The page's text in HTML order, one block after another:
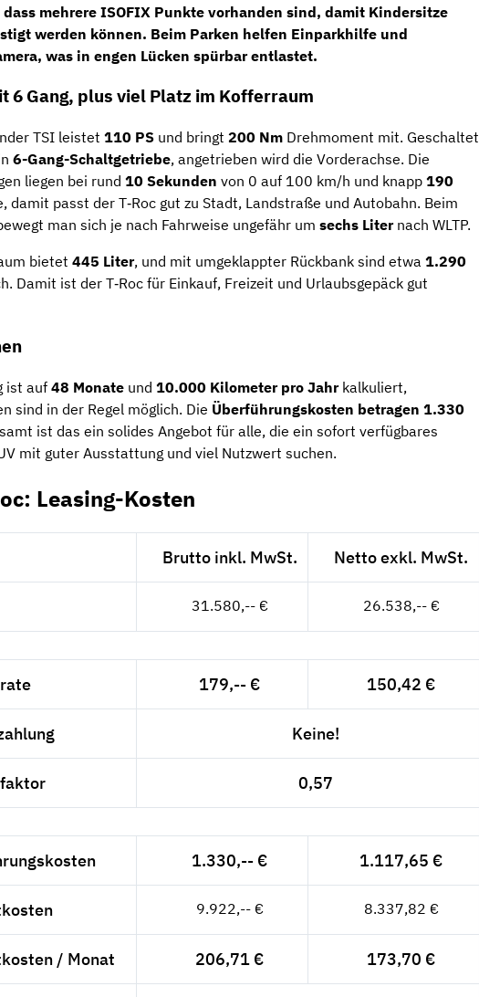
mehrere ISOFIX Punkte vorhanden sind, damit Kindersitze
werden können. Beim Parken helfen Einparkhilfe und
, was in engen Lücken spürbar entlastet.
6 Gang, plus viel Platz im Kofferraum
TSI leistet 110 PS und bringt 200 Nm Drehmoment mit. Geschaltet
6-Gang-Schaltgetriebe, angetrieben wird die Vorderachse. Die
liegen bei rund 10 Sekunden von 0 auf 100 km/h und knapp 190
damit passt der T‑Roc gut zu Stadt, Landstraße und Autobahn. Beim
man sich je nach Fahrweise ungefähr um sechs Liternach WLTP.
bietet 445 Liter, und mit umgeklappter Rückbank sind etwa 1.290
Damit ist der T‑Roc für Einkauf, Freizeit und Urlaubsgepäck gut
ist auf48 Monate und 10.000 Kilometer pro Jahrkalkuliert,
sind in der Regel möglich. Die Überführungskosten betragen 1.330
ist das ein solides Angebot für alle, die ein sofort verfügbares
mit guter Ausstattung und viel Nutzwert suchen.
Leasing-Kosten
Brutto inkl. MwSt. Netto exkl. MwSt.
31.580,-- € 26.538,-- €
179,-- € 150,42 €
Keine!
0,57
1.330,-- € 1.117,65 €
9.922,-- € 8.337,82 €
/ Monat 206,71 € 173,70 €